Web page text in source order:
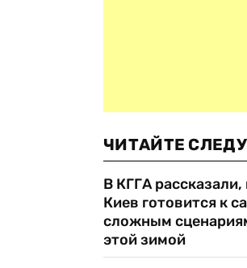
ЧИТАЙТЕ
В КГГА рассказали,
Киев готовится к
сложным
этой зимой